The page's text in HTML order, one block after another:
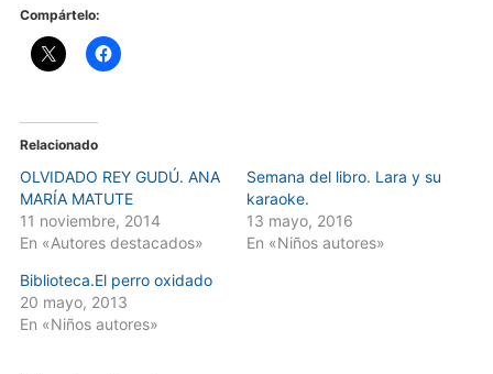
Compártelo:
Relacionado
OLVIDADO REY GUDÚ. ANA
MARÍA MATUTE
11 noviembre, 2014
En «Autores destacados»
Semana del libro. Lara y su
karaoke.
13 mayo, 2016
En «Niños autores»
Biblioteca.El perro oxidado
20 mayo, 2013
En «Niños autores»